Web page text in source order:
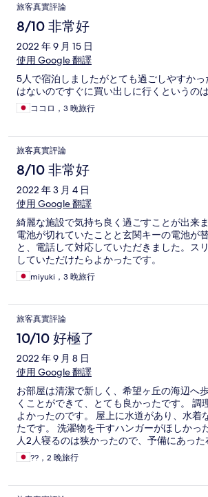
旅客真實評論
8/10 非常好
2022 年 9 月 15 日
使用 Google 翻譯
5人で宿泊しましたがとても過ごしやすか
はないのですぐに買い出しに行くというのは
ココロ，3 晚旅行
旅客真實評論
8/10 非常好
2022 年 3 月 4 日
使用 Google 翻譯
綺麗な施設で気持ち良く過ごすことが出来
電池が切れていたことと玄関キーの電池が
と、電話して対応していただきました。ス
していただけたらよかったです。
miyuki，3 晚旅行
旅客真實評論
10/10 好極了
2022 年 9 月 8 日
使用 Google 翻譯
お部屋は清潔で新しく、希望ヶ丘の海辺へ
くことができて、とても良かったです。 調
よかったのです。 屋上に水道があり、水着
たです。 洗濯物を干すハンガーがほしかっ
人2人寝るのは狭かったので、予備にあっ
だきました。 料金がとってもリーズナブル
ぜひ、また利用したいです。
??，2 晚旅行